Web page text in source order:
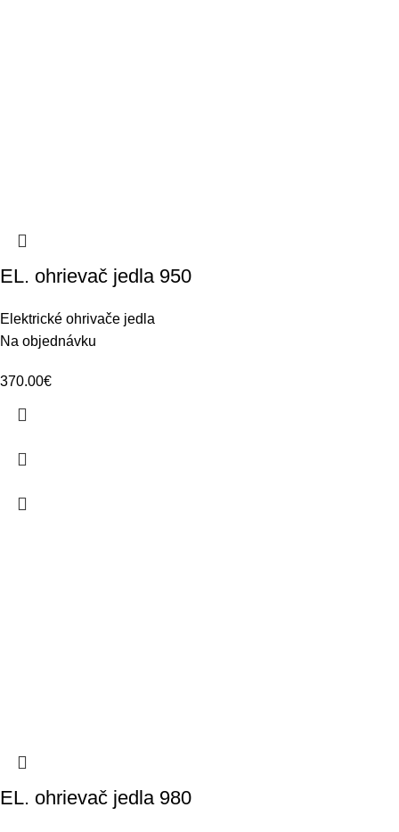
EL. ohrievač jedla 950
Elektrické ohrivače jedla
Na objednávku
370.00€
EL. ohrievač jedla 980